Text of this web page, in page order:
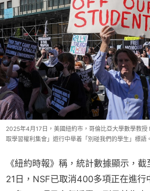
2025年4月17日，美國紐約市，哥倫比亞大學數學教
取學習權利集會」遊行中舉着「別碰我們的學生」標語
《紐約時報》稱，統計數據顯示，
21日，NSF已取消400多項正在進行